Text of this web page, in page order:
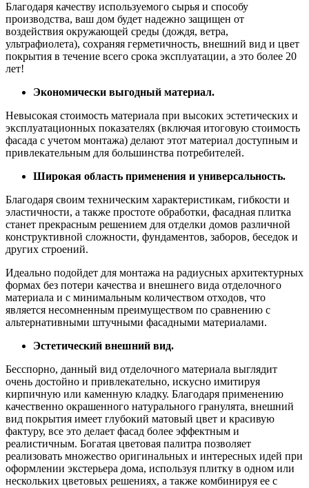
Благодаря качеству используемого сырья и способу
производства, ваш дом будет надежно защищен от
воздействия окружающей среды (дождя, ветра,
ультрафиолета), сохраняя герметичность, внешний вид и цвет
покрытия в течение всего срока эксплуатации, а это более 20
лет!
Экономически выгодный материал.
Невысокая стоимость материала при высоких эстетических и
эксплуатационных показателях (включая итоговую стоимость
фасада с учетом монтажа) делают этот материал доступным и
привлекательным для большинства потребителей.
Широкая область применения и универсальность.
Благодаря своим техническим характеристикам, гибкости и
эластичности, а также простоте обработки, фасадная плитка
станет прекрасным решением для отделки домов различной
конструктивной сложности, фундаментов, заборов, беседок и
других строений.
Идеально подойдет для монтажа на радиусных архитектурных
формах без потери качества и внешнего вида отделочного
материала и с минимальным количеством отходов, что
является несомненным преимуществом по сравнению с
альтернативными штучными фасадными материалами.
Эстетический внешний вид.
Бесспорно, данный вид отделочного материала выглядит
очень достойно и привлекательно, искусно имитируя
кирпичную или каменную кладку. Благодаря применению
качественно окрашенного натурального гранулята, внешний
вид покрытия имеет глубокий матовый цвет и красивую
фактуру, все это делает фасад более эффектным и
реалистичным. Богатая цветовая палитра позволяет
реализовать множество оригинальных и интересных идей при
оформлении экстерьера дома, используя плитку в одном или
нескольких цветовых решениях, а также комбинируя ее с